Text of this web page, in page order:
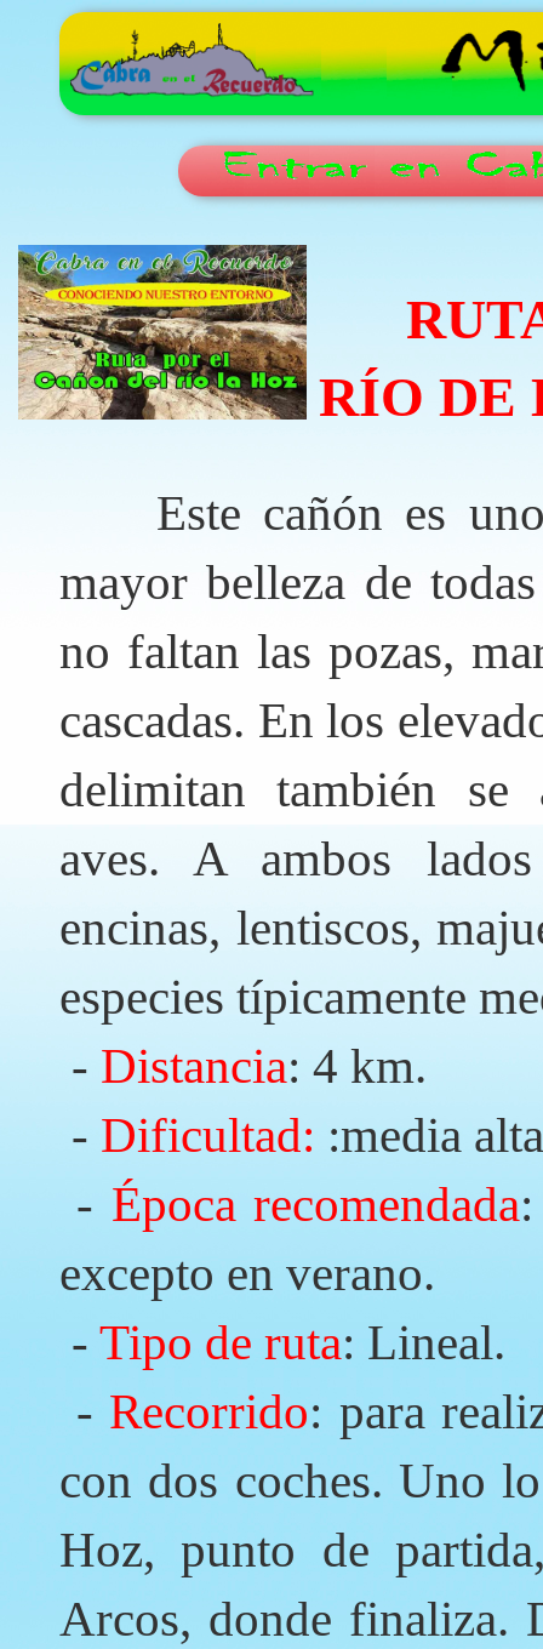
RUTA
RÍO DE
Este cañón es
mayor belleza de
no faltan las pozas,
cascadas. En los
delimitan también se
aves. A ambos
encinas, lentiscos,
especies típicamente
- Distancia: 4 km.
- Dificultad: :media
- Época recomendada
excepto en verano.
- Tipo de ruta: Lineal.
- Recorrido: para
con dos coches. Uno
Hoz, punto de
Arcos, donde finaliza.